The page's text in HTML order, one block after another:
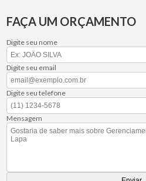
FAÇA UM ORÇAMENTO
Digite seu nome
Digite seu email
Digite seu telefone
Mensagem